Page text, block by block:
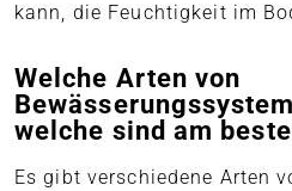
kann, die Feuchtigkeit im
Welche Arten von
welche sind am
Es gibt verschiedene Arten